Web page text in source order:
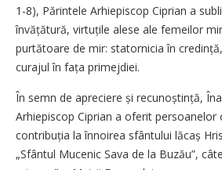
1-8), Părintele Arhiepiscop Ciprian a
învățătură, virtuțile alese ale femeilor
purtătoare de mir: statornicia în
curajul în fața primejdiei.
În semn de apreciere și recunoș­tință,
Arhiepiscop Ciprian a oferit persoanelor
contribuția la înnoirea sfântului lăcaș
„Sfântul Mucenic Sava de la Buzău”,